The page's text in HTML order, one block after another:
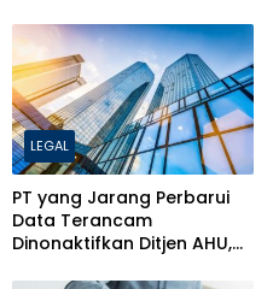
MB untuk Bisnis
LEGAL
PT yang Jarang Perbarui
Data Terancam
Dinonaktifkan Ditjen AHU,